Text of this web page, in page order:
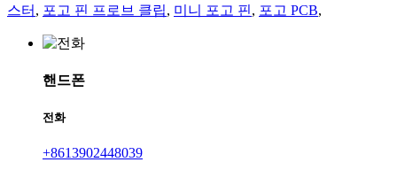
스터 , 포고 핀 프로브 클립, 미니 포고 핀, 포고 PCB,
핸드폰
전화
+8613902448039